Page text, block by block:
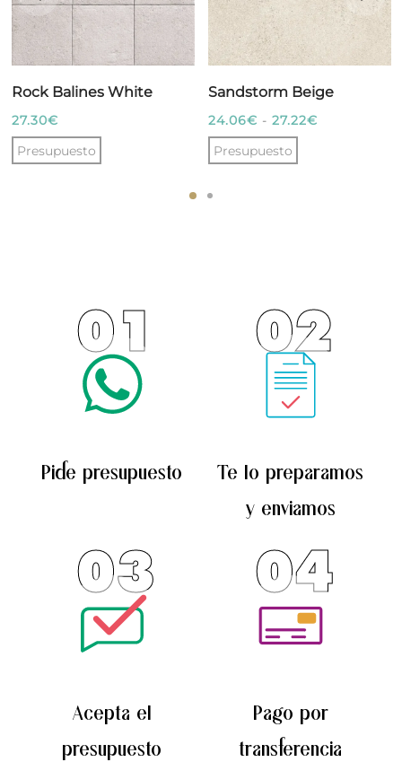
Rock Balines White
27.30€
Presupuesto
Sandstorm Beige
24.06€ - 27.22€Rango
Presupuesto
producto
opciones
página
producto
Pide presupuesto
01
Te lo preparamos
y enviamos
02
Acepta el
presupuesto
03
Pago por
transferencia
04